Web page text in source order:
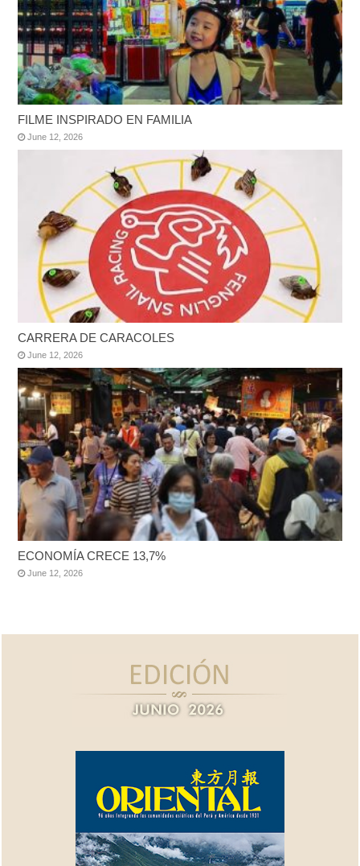
FILME INSPIRADO EN FAMILIA
June 12, 2026
CARRERA DE CARACOLES
June 12, 2026
ECONOMÍA CRECE 13,7%
June 12, 2026